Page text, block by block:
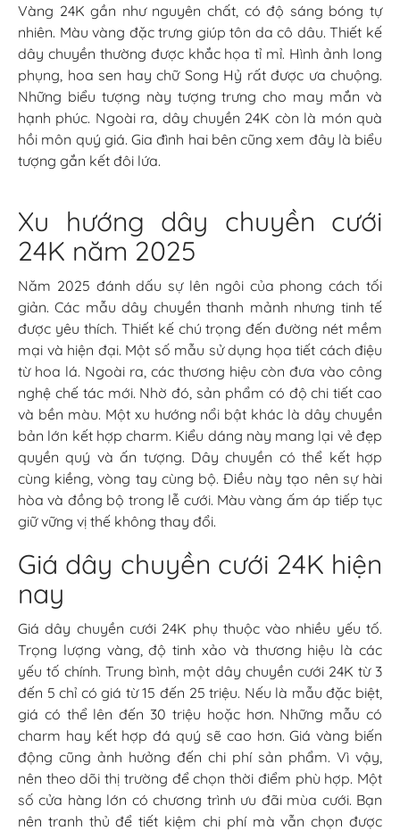
Vàng 24K gần như nguyên chất, có độ sáng bóng tự
nhiên. Màu vàng đặc trưng giúp tôn da cô dâu. Thiết kế
dây chuyền thường được khắc họa tỉ mỉ. Hình ảnh long
phụng, hoa sen hay chữ Song Hỷ rất được ưa chuộng.
Những biểu tượng này tượng trưng cho may mắn và
hạnh phúc. Ngoài ra, dây chuyền 24K còn là món quà
hồi môn quý giá. Gia đình hai bên cũng xem đây là biểu
tượng gắn kết đôi lứa.
Xu hướng dây chuyền cưới
24K năm 2025
Năm 2025 đánh dấu sự lên ngôi của phong cách tối
giản. Các mẫu dây chuyền thanh mảnh nhưng tinh tế
được yêu thích. Thiết kế chú trọng đến đường nét mềm
mại và hiện đại. Một số mẫu sử dụng họa tiết cách điệu
từ hoa lá. Ngoài ra, các thương hiệu còn đưa vào công
nghệ chế tác mới. Nhờ đó, sản phẩm có độ chi tiết cao
và bền màu. Một xu hướng nổi bật khác là dây chuyền
bản lớn kết hợp charm. Kiểu dáng này mang lại vẻ đẹp
quyền quý và ấn tượng. Dây chuyền có thể kết hợp
cùng kiềng, vòng tay cùng bộ. Điều này tạo nên sự hài
hòa và đồng bộ trong lễ cưới. Màu vàng ấm áp tiếp tục
giữ vững vị thế không thay đổi.
Giá dây chuyền cưới 24K hiện
nay
Giá dây chuyền cưới 24K phụ thuộc vào nhiều yếu tố.
Trọng lượng vàng, độ tinh xảo và thương hiệu là các
yếu tố chính. Trung bình, một dây chuyền cưới 24K từ 3
đến 5 chỉ có giá từ 15 đến 25 triệu. Nếu là mẫu đặc biệt,
giá có thể lên đến 30 triệu hoặc hơn. Những mẫu có
charm hay kết hợp đá quý sẽ cao hơn. Giá vàng biến
động cũng ảnh hưởng đến chi phí sản phẩm. Vì vậy,
nên theo dõi thị trường để chọn thời điểm phù hợp. Một
số cửa hàng lớn có chương trình ưu đãi mùa cưới. Bạn
nên tranh thủ để tiết kiệm chi phí mà vẫn chọn được